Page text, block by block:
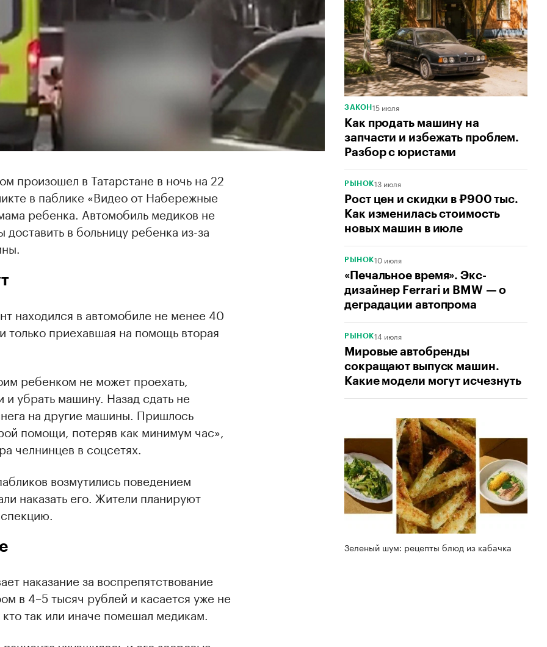
ЗАКОН 15 июля
Как продать машину на
запчасти и избежать проблем.
Разбор с юристами
РЫНОК13 июля
Рост цен и скидки в ₽900 тыс.
Как изменилась стоимость
новых машин в июле
РЫНОК10 июля
«Печальное время». Экс-
дизайнер Ferrari и BMW — о
деградации автопрома
РЫНОК14 июля
Мировые автобренды
сокращают выпуск машин.
Какие модели могут исчезнуть
Зеленый шум: рецепты блюд из кабачка
произошел в Татарстане в ночь на 22
в паблике «Видео от Набережные
ребенка. Автомобиль медиков не
в больницу ребенка из-за
находился в автомобиле не менее 40
только приехавшая на помощь вторая
ребенком не может проехать,
и убрать машину. Назад сдать не
на другие машины. Пришлось
помощи, потеряв как минимум час»,
челнинцев в соцсетях.
возмутились поведением
наказать его. Жители планируют
наказание за воспрепятствование
в 4–5 тысяч рублей и касается уже не
так или иначе помешал медикам.